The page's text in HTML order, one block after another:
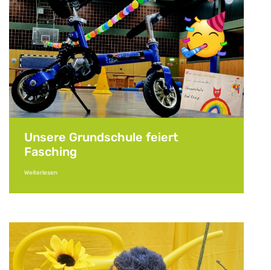
Unsere Grundschule feiert
Fasching
Weiterlesen